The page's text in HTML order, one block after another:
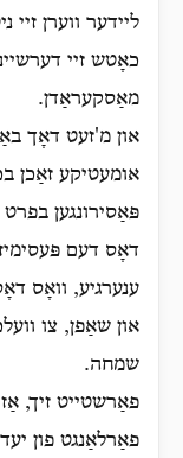
ליידער ווערן
כאָטש זיי
מאַסקעראַדן.
און מ'זעט דאָך
אומעטיקע זאַכן
פּאַסירונגען
דאָס דעם
ענערגיע, וואָס
און שאַפן, צו
שמחה.
פאַרשטייט זיך,
פאַרלאַנגט פון